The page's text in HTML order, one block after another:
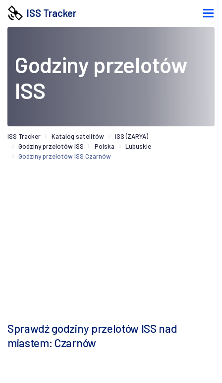
ISS Tracker
Godziny przelotów
ISS
ISS Tracker Katalog satelitów
ISS (ZARYA)
Godziny przelotów ISS
Polska
Lubuskie
Godziny przelotów ISS Czarnów
Sprawdź godziny przelotów ISS nad
miastem: Czarnów